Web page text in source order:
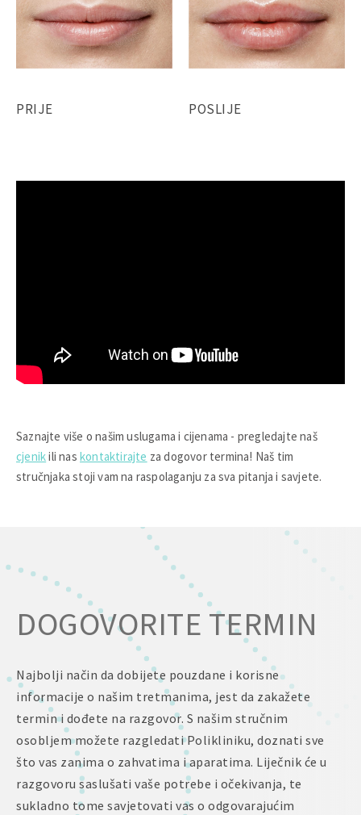
PRIJE POSLIJE
Saznajte više o našim uslugama i cijenama - pregledajte naš
cjenikili naskontaktirajte za dogovor termina! Naš tim
stručnjaka stoji vam na raspolaganju za sva pitanja i savjete.
DOGOVORITE TERMIN
Najbolji način da dobijete pouzdane i korisne
informacije o našim tretmanima, jest da zakažete
termin i dođete na razgovor. S našim stručnim
osobljem možete razgledati Polikliniku, doznati sve
što vas zanima o zahvatima i aparatima. Liječnik će u
razgovoru saslušati vaše potrebe i očekivanja, te
sukladno tome savjetovati vas o odgovarajućim